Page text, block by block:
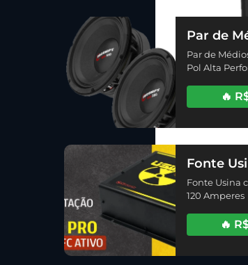
Par de
MH380 8
Par de
Pol Alta
🔥
Fonte
PFC
Amperes
Fonte Usina
120 Amperes
🔥